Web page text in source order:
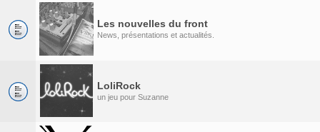
Les nouvelles du front
News, présentations et actualités.
LoliRock
un jeu pour Suzanne